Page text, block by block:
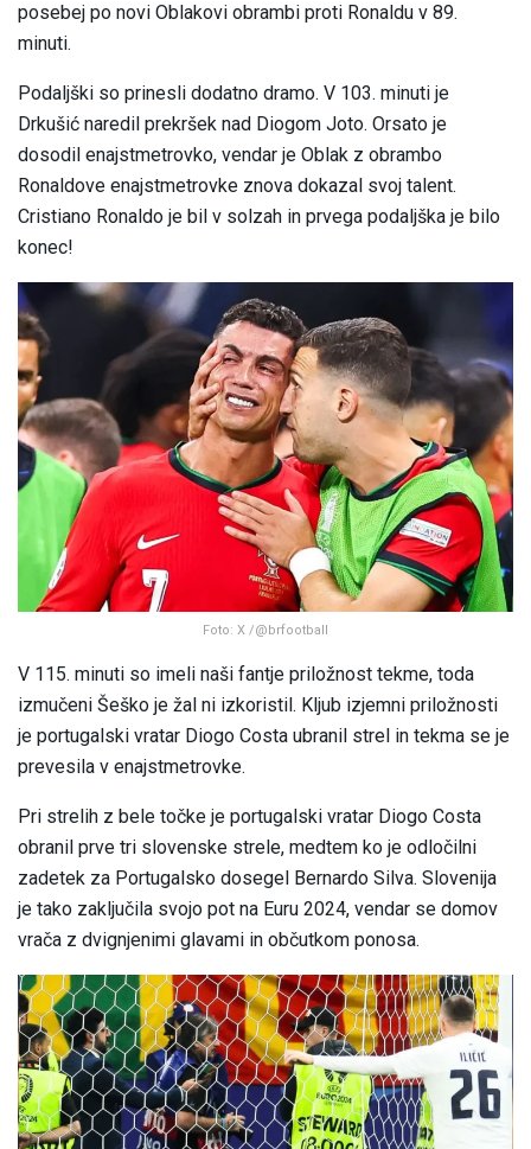
posebej po novi Oblakovi obrambi proti Ronaldu v 89.
minuti.
Podaljški so prinesli dodatno dramo. V 103. minuti je
Drkušić naredil prekršek nad Diogom Joto. Orsato je
dosodil enajstmetrovko, vendar je Oblak z obrambo
Ronaldove enajstmetrovke znova dokazal svoj talent.
Cristiano Ronaldo je bil v solzah in prvega podaljška je bilo
konec!
Foto: X /@brfootball
V 115. minuti so imeli naši fantje priložnost tekme, toda
izmučeni Šeško je žal ni izkoristil. Kljub izjemni priložnosti
je portugalski vratar Diogo Costa ubranil strel in tekma se je
prevesila v enajstmetrovke.
Pri strelih z bele točke je portugalski vratar Diogo Costa
obranil prve tri slovenske strele, medtem ko je odločilni
zadetek za Portugalsko dosegel Bernardo Silva. Slovenija
je tako zaključila svojo pot na Euru 2024, vendar se domov
vrača z dvignjenimi glavami in občutkom ponosa.